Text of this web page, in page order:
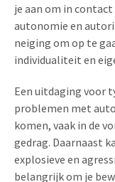
je aan om in
autonomie en
neiging om op te
individualiteit en
Een uitdaging voor
problemen met
komen, vaak in de
gedrag. Daarnaast
explosieve en
belangrijk om je